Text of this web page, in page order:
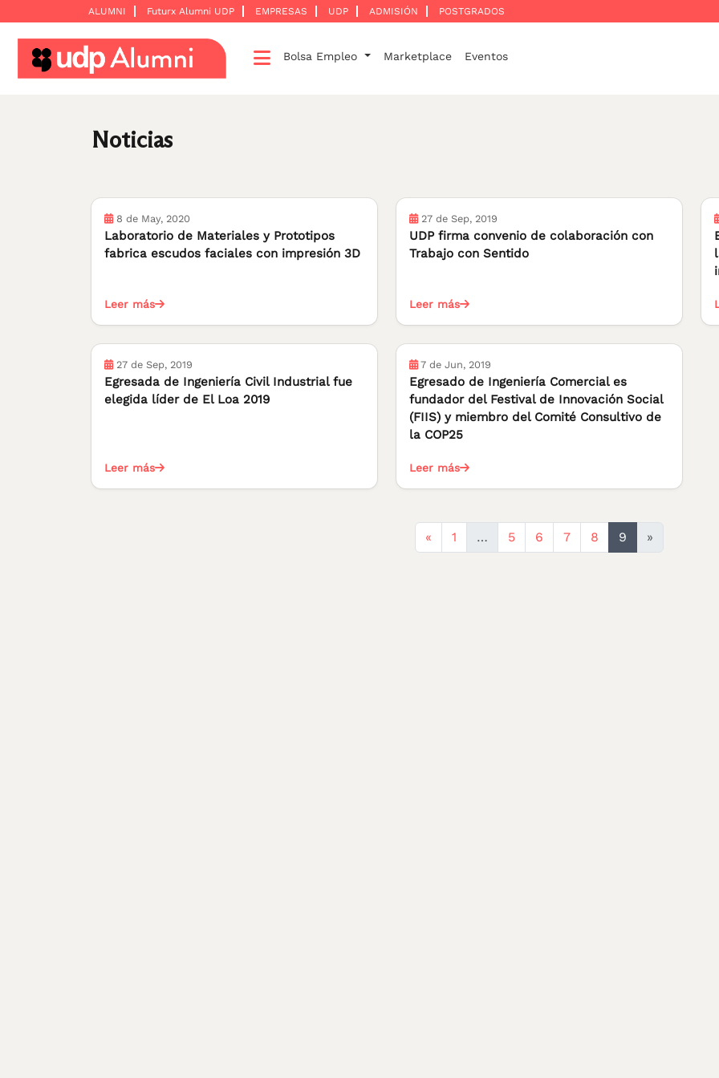
ALUMNI Futurx Alumni UDP EMPRESAS UDP ADMISIÓN POSTGRADOS
Bolsa Empleo Marketplace Eventos
Desarrollo
Construyamos
Noticias
8 de May, 2020
Laboratorio de Materiales y Prototipos
fabrica escudos faciales con impresión 3D
Leer más
27 de Sep, 2019
UDP firma convenio de colaboración con
Trabajo con Sentido
Leer más
27 de Sep, 2019
Egresada de Ingeniería Civil Industrial fue
elegida líder de El Loa 2019
Leer más
7 de Jun, 2019
Egresado de Ingeniería Comercial es
fundador del Festival de Innovación Social
(FIIS) y miembro del Comité Consultivo de
la COP25
Leer más
« Anterior
1 … 5 6 7 8 9 »